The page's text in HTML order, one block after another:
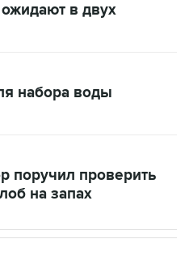
в двух
набора воды
поручил проверить
на запах